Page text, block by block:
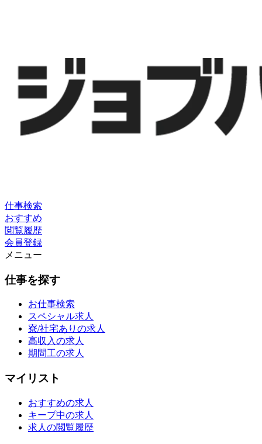
仕事検索
おすすめ
閲覧履歴
会員登録
メニュー
仕事を探す
お仕事検索
スペシャル求人
寮/社宅ありの求人
高収入の求人
期間工の求人
マイリスト
おすすめの求人
キープ中の求人
求人の閲覧履歴